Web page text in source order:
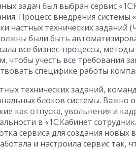
задач был выбран сервис
Процесс внедрения системы
частных технических
были быть
все бизнес-процессы,
чтобы учесть все требования
специфике работы
технических заданий,
блоков системы. Важно
как отпуска, увольнения и
в «1С:Кабинет
сервиса для создания новых
и настроила сервис так,